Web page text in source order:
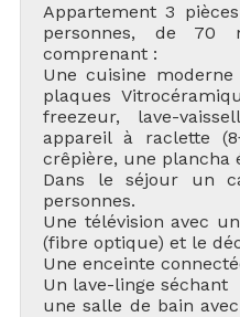
Appartement 3
personnes, de 70
comprenant :
Une cuisine
plaques
freezeur, lave-
appareil à raclette
crêpière, une plancha
Dans le séjour un
personnes.
Une télévision avec
(fibre optique) et le
Une enceinte
Un lave-linge séchant
une salle de bain